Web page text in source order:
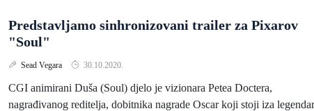
Predstavljamo sinhronizovani trailer za Pixarov
"Soul"
Sead Vegara 30.10.2020.
CGI animirani Duša (Soul) djelo je vizionara Petea Doctera,
nagrađivanog reditelja, dobitnika nagrade Oscar koji stoji iza